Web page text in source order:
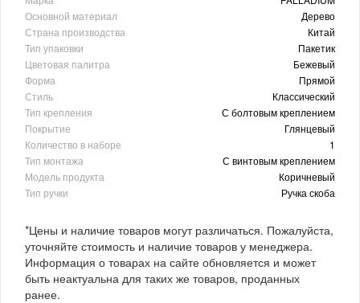
Основной материал
Дерево
Страна производства
Китай
Тип упаковки
Пакетик
Цветовая палитра
Бежевый
Форма
Прямой
Стиль
Классический
Тип крепления
С болтовым креплением
Покрытие
Глянцевый
Количество в наборе
1
Тип монтажа
С винтовым креплением
Модель продукта
Коричневый
Тип ручки
Ручка скоба
*Цены и наличие товаров могут различаться. Пожалуйста,
уточняйте стоимость и наличие товаров у менеджера.
Информация о товарах на сайте обновляется и может
быть неактуальна для таких же товаров, проданных
ранее.